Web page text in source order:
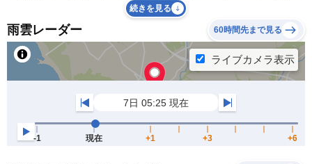
続きを見る
雨雲レーダー 60時間先まで見る